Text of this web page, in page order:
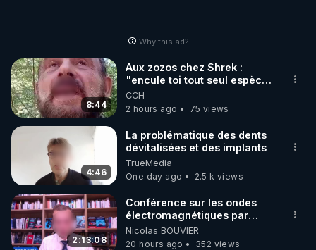
Why this ad?
8:44
Aux zozos chez Shrek :
"encule toi tout seul espèce
de mal polish"
CCH
2 hours ago
75 views
4:46
La problématique des dents
dévitalisées et des implants
TrueMedia
One day ago
2.5 k views
2:13:08
Conférence sur les ondes
électromagnétiques par
Grégoire Caustru et Bart de
Wever !
Nicolas BOUVIER
20 hours ago
352 views